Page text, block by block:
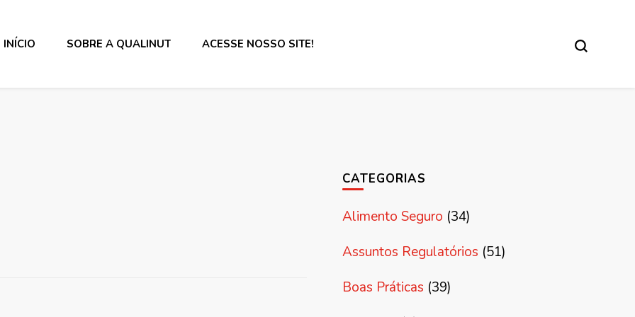
INÍCIO SOBRE A QUALINUT ACESSE NOSSO SITE!
CATEGORIAS
Alimento Seguro (34)
Assuntos Regulatórios (51)
Boas Práticas (39)